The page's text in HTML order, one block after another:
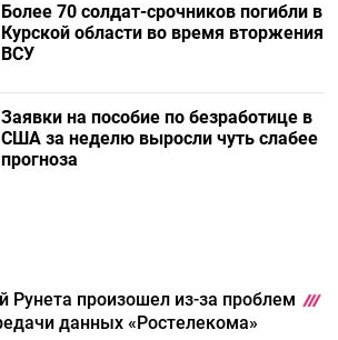
Более 70 солдат-срочников погибли в
Курской области во время вторжения
ВСУ
Заявки на пособие по безработице в
США за неделю выросли чуть слабее
прогноза